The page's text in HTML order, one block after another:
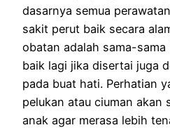
dasarnya semua
sakit perut baik secara
obatan adalah sama-
baik lagi jika disertai juga
pada buat hati. Perhatian
pelukan atau ciuman akan
anak agar merasa lebih